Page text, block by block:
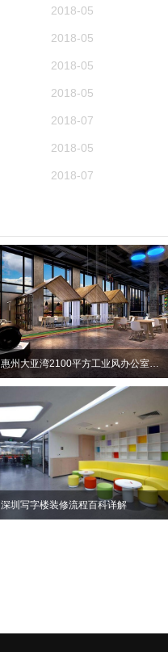
2018-05
2018-05
2018-05
2018-05
2018-07
2018-05
2018-07
惠州大亚湾2100平方工业风办公室装修设计项目
深圳写字楼装修流程百科详解